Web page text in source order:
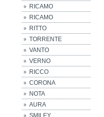
RICAMO
RICAMO
RITTO
TORRENTE
VANTO
VERNO
RICCO
CORONA
NOTA
AURA
SMILEY